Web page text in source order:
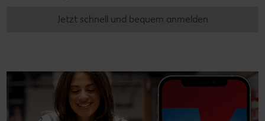
Jetzt schnell und bequem anmelden